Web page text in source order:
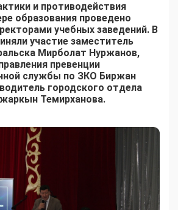
и противодействия
образования проведено
учебных заведений. В
участие заместитель
Мирболат Нуржанов,
превенции
службы по ЗКО Биржан
городского отдела
Темирханова.